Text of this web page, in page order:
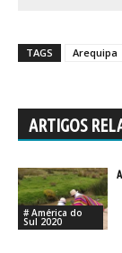
TAGS Arequipa
ARTIGOS
# América do
Sul 2020